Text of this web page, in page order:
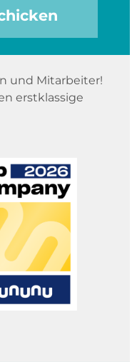
und Mitarbeiter!
erstklassige